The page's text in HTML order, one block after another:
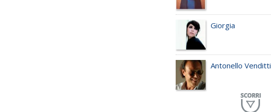
Giorgia
Antonello Venditti
Planet Funk